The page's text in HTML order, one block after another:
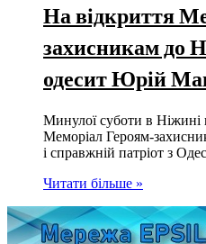
На відкриття
захисникам до
одесит Юрій
Минулої суботи в Ніжині
Меморіал Героям-
і справжній патріот з
Читати більше »